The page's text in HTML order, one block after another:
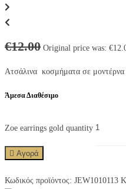
€12.00 Original price was:
Ατσάλινα κοσμήματα σε μοντέρνα
Άμεσα Διαθέσιμο
Zoe earrings gold quantity
Αγορά
Κωδικός προϊόντος: JEW1010113